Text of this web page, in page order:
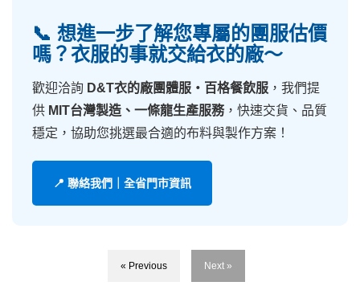
📞 想進一步了解您專屬的團服估價
嗎？衣服的事就交給衣的廠～
歡迎洽詢 D&T衣的廠團體服・百格餐飲服 ，我們提
供 MIT台灣製造、一條龍生產服務，快速交貨、品質
穩定，協助您挑選最合適的布料與製作方案！
📍 聯絡我們｜全省門市資訊
« Previous Next »